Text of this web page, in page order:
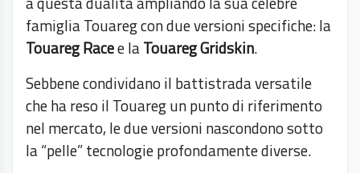
famiglia Touareg con due versioni specifiche: la
Touareg Racee laTouareg Gridskin.
Sebbene condividano il battistrada versatile
che ha reso il Touareg un punto di riferimento
nel mercato, le due versioni nascondono sotto
la “pelle” tecnologie profondamente diverse.